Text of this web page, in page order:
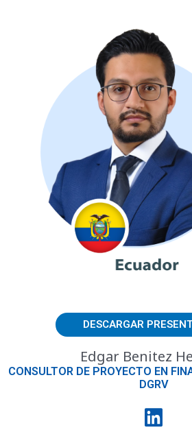
DESCARGAR
Edgar Benitez
CONSULTOR DE PROYECTO EN
DGRV